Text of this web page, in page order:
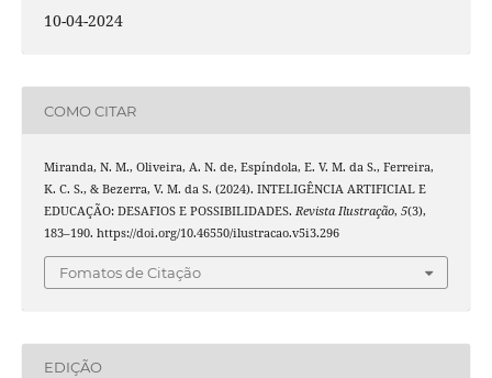
10-04-2024
COMO CITAR
Miranda, N. M., Oliveira, A. N. de, Espíndola, E. V. M. da S., Ferreira,
K. C. S., & Bezerra, V. M. da S. (2024). INTELIGÊNCIA ARTIFICIAL E
EDUCAÇÃO: DESAFIOS E POSSIBILIDADES. Revista Ilustração, 5(3),
183–190. https://doi.org/10.46550/ilustracao.v5i3.296
Fomatos de Citação
EDIÇÃO